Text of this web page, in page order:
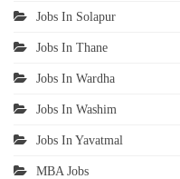
Jobs In Solapur
Jobs In Thane
Jobs In Wardha
Jobs In Washim
Jobs In Yavatmal
MBA Jobs